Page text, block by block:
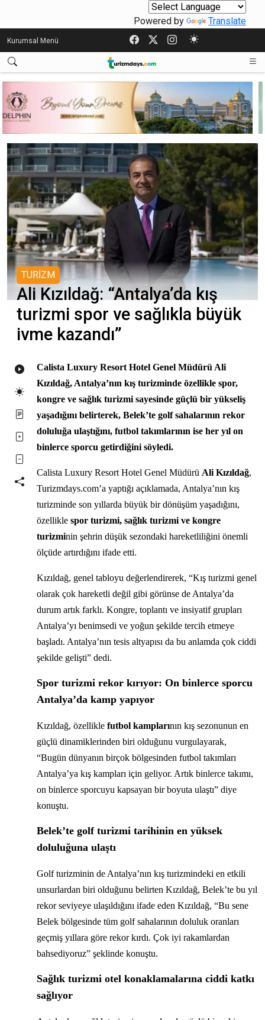
Powered by Translate
Kurumsal Menü
TURİZM
Ali Kızıldağ: “Antalya’da kış
turizmi spor ve sağlıkla büyük
ivme kazandı”
Calista Luxury Resort Hotel Genel Müdürü Ali
Kızıldağ, Antalya’nın kış turizminde özellikle spor,
kongre ve sağlık turizmi sayesinde güçlü bir yükseliş
yaşadığını belirterek, Belek’te golf sahalarının rekor
doluluğa ulaştığını, futbol takımlarının ise her yıl on
binlerce sporcu getirdiğini söyledi.
Calista Luxury Resort Hotel Genel Müdürü Ali Kızıldağ,
Turizmdays.com’a yaptığı açıklamada, Antalya’nın kış
turizminde son yıllarda büyük bir dönüşüm yaşadığını,
özellikle spor turizmi, sağlık turizmi ve kongre
turizminin şehrin düşük sezondaki hareketliliğini önemli
ölçüde artırdığını ifade etti.
Kızıldağ, genel tabloyu değerlendirerek, “Kış turizmi genel
olarak çok hareketli değil gibi görünse de Antalya’da
durum artık farklı. Kongre, toplantı ve insiyatif grupları
Antalya’yı benimsedi ve yoğun şekilde tercih etmeye
başladı. Antalya’nın tesis altyapısı da bu anlamda çok ciddi
şekilde gelişti” dedi.
Spor turizmi rekor kırıyor: On binlerce sporcu
Antalya’da kamp yapıyor
Kızıldağ, özellikle futbol kamplarının kış sezonunun en
güçlü dinamiklerinden biri olduğunu vurgulayarak,
“Bugün dünyanın birçok bölgesinden futbol takımları
Antalya’ya kış kampları için geliyor. Artık binlerce takımı,
on binlerce sporcuyu kapsayan bir boyuta ulaştı” diye
konuştu.
Belek’te golf turizmi tarihinin en yüksek
doluluğuna ulaştı
Golf turizminin de Antalya’nın kış turizmindeki en etkili
unsurlardan biri olduğunu belirten Kızıldağ, Belek’te bu yıl
rekor seviyeye ulaşıldığını ifade eden Kızıldağ, “Bu sene
Belek bölgesinde tüm golf sahalarının doluluk oranları
geçmiş yıllara göre rekor kırdı. Çok iyi rakamlardan
bahsediyoruz” şeklinde konuştu.
Sağlık turizmi otel konaklamalarına ciddi katkı
sağlıyor